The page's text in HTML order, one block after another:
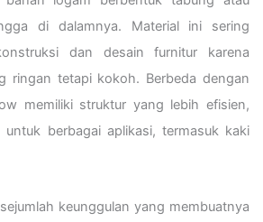
di dalamnya. Material ini sering
dan desain furnitur karena
ringan tetapi kokoh. Berbeda dengan
memiliki struktur yang lebih efisien,
untuk berbagai aplikasi, termasuk kaki
keunggulan yang membuatnya